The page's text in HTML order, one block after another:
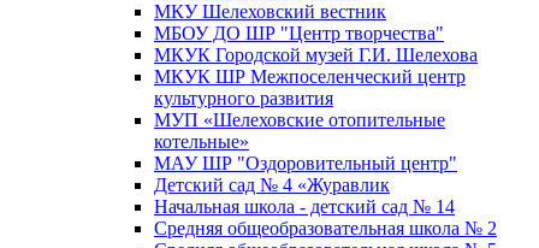
МКУ Шелеховский вестник
МБОУ ДО ШР "Центр творчества"
МКУК Городской музей Г.И. Шелехова
МКУК ШР Межпоселенческий центр
культурного развития
МУП «Шелеховские отопительные
котельные»
МАУ ШР "Оздоровительный центр"
Детский сад № 4 «Журавлик
Начальная школа - детский сад № 14
Средняя общеобразовательная школа № 2